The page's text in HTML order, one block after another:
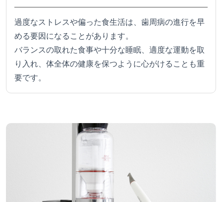
過度なストレスや偏った食生活は、歯周病の進行を早
める要因になることがあります。
バランスの取れた食事や十分な睡眠、適度な運動を取
り入れ、体全体の健康を保つように心がけることも重
要です。